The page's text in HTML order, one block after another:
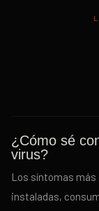
¿Cómo sé
virus?
Los síntomas
instaladas,